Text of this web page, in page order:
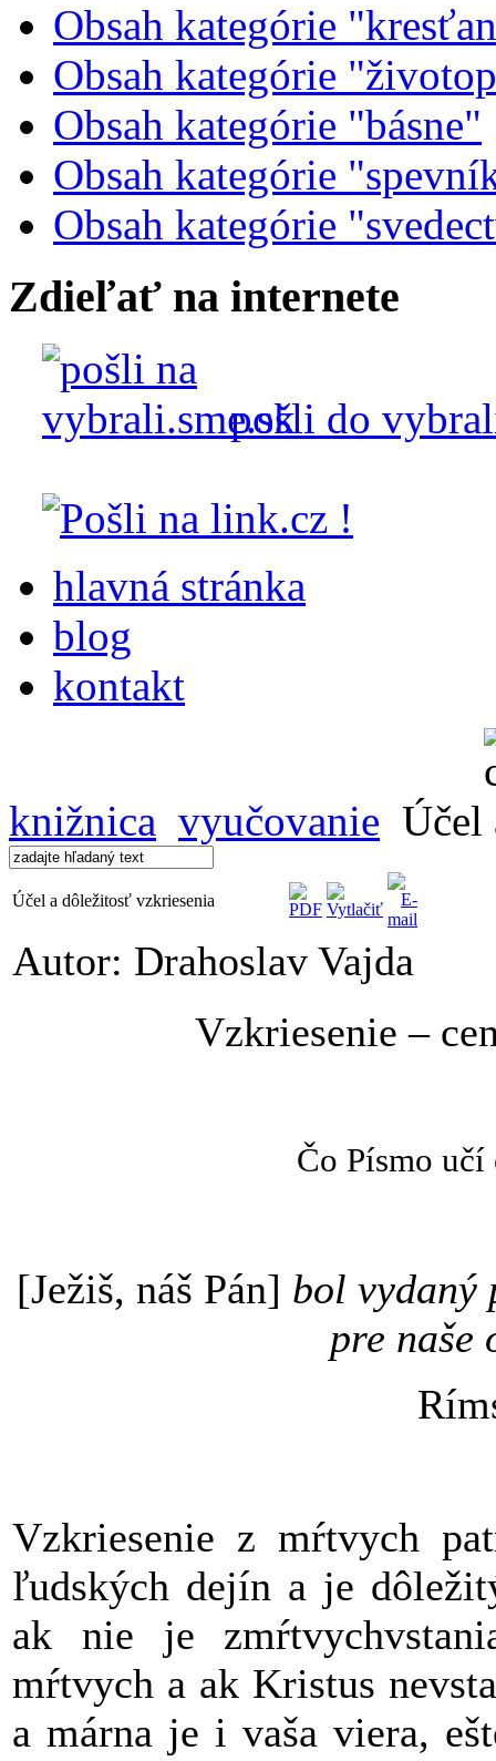
Obsah kategórie
Obsah kategórie
Obsah kategórie "básne"
Obsah kategórie
Obsah kategórie
Zdieľať na internete
pošli do
hlavná stránka
blog
kontakt
knižnica vyučovanie Účel
Účel a dôležitosť vzkriesenia
Autor: Drahoslav Vajda
Vzkriesenie –
Čo Písmo
[Ježiš, náš Pán] bol vydaný
pre naše
Vzkriesenie z mŕtvych
ľudských dejín a je
ak nie je
mŕtvych a ak Kristus
a márna je i vaša viera,